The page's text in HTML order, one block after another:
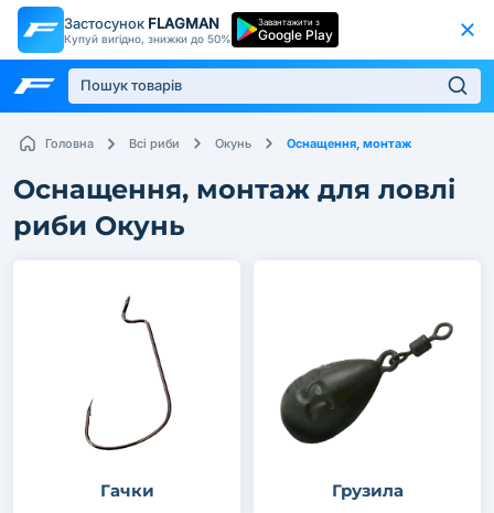
Застосунок FLAGMAN
Купуй вигідно, знижки до 50%
Завантажити з
Google Play
Головна Всі риби Окунь Оснащення, монтаж
Оснащення, монтаж для ловлі
риби Окунь
Гачки Грузила